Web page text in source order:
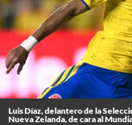
Luis Díaz, delantero de la
Nueva Zelanda, de cara al